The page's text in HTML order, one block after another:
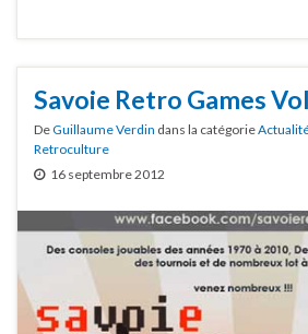
Savoie Retro Games
DeGuillaume Verdin dans la catégorie
Retroculture
16 septembre 2012